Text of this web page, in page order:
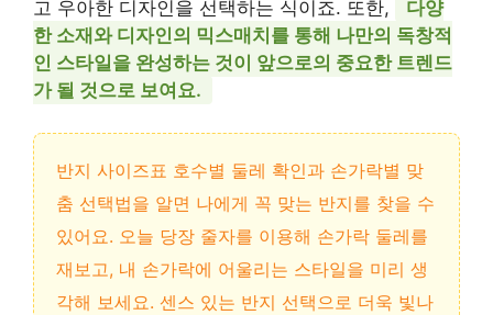
고 우아한 디자인을 선택하는 식이죠. 또한,
다양
한 소재와 디자인의 믹스매치를 통해 나만의 독창적
인 스타일을 완성하는 것이 앞으로의 중요한 트렌드
가 될 것으로 보여요.
반지 사이즈표 호수별 둘레 확인과 손가락별 맞
춤 선택법을 알면 나에게 꼭 맞는 반지를 찾을 수
있어요. 오늘 당장 줄자를 이용해 손가락 둘레를
재보고, 내 손가락에 어울리는 스타일을 미리 생
각해 보세요. 센스 있는 반지 선택으로 더욱 빛나